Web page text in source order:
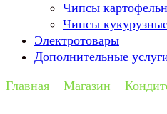
Чипсы
Чипсы
Электротовары
Дополнительные
Главная Магазин